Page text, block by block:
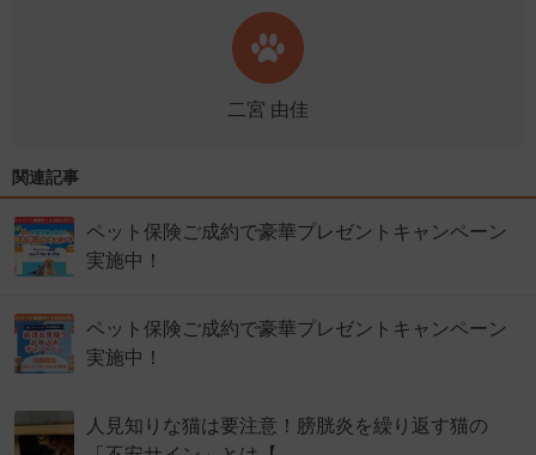
二宮 由佳
関連記事
ペット保険ご成約で豪華プレゼントキャンペーン
実施中！
ペット保険ご成約で豪華プレゼントキャンペーン
実施中！
人見知りな猫は要注意！膀胱炎を繰り返す猫の